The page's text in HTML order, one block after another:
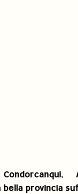
bella provincia